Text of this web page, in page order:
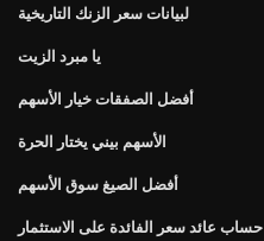
لبيانات سعر الزنك التاريخية
يا مبرد الزيت
أفضل الصفقات خيار الأسهم
الأسهم بيني يختار الحرة
أفضل الصيغ سوق الأسهم
حساب عائد سعر الفائدة على الاستثمار